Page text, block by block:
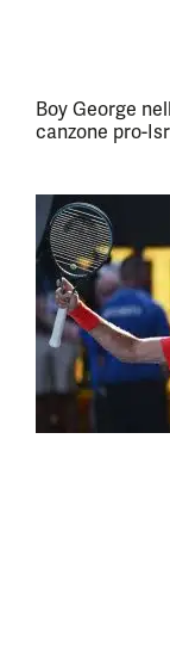
Boy George
canzone pro-